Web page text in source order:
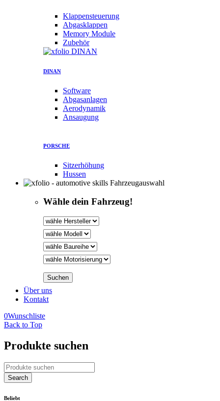
Klappensteuerung
Abgasklappen
Memory Module
Zubehör
DINAN
Software
Abgasanlagen
Aerodynamik
Ansaugung
PORSCHE
Sitzerhöhung
Hussen
Fahrzeugauswahl
Wähle dein Fahrzeug!
Über uns
Kontakt
0Wunschliste
Back to Top
Produkte suchen
Beliebt